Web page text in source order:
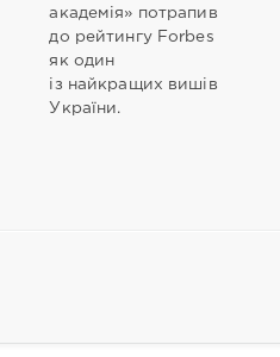
академія» потрапив
до рейтингу Forbes
як один
із найкращих вишів
України.